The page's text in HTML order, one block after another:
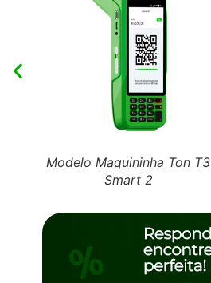
Modelo Maquininha Ton T3
Smart 2